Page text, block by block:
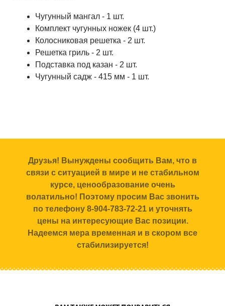
Чугунный мангал - 1 шт.
Комплект чугунных ножек (4 шт.)
Колосниковая решетка - 2 шт.
Решетка гриль - 2 шт.
Подставка под казан - 2 шт.
Чугунный садж - 415 мм - 1 шт.
Друзья! Вынуждены сообщить Вам, что в
связи с ситуацией в мире и не стабильном
курсе, ценообразование очень
волатильно! Поэтому просим Вас звонить
по телефону 8-904-783-72-21 и уточнять
цены на интересующие Вас позиции.
Надеемся мера временная и в скором все
стабилизируется!